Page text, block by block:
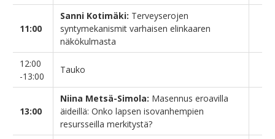
11:00
Sanni Kotimäki: Terveyserojen
syntymekanismit varhaisen elinkaaren
näkökulmasta
12:00
-13:00
Tauko
13:00
Niina Metsä-Simola: Masennus eroavilla
äideillä: Onko lapsen isovanhempien
resursseilla merkitystä?